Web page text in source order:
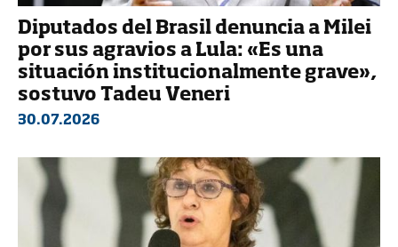
Diputados del Brasil denuncia a Milei
por sus agravios a Lula: «Es una
situación institucionalmente grave»,
sostuvo Tadeu Veneri
30.07.2026